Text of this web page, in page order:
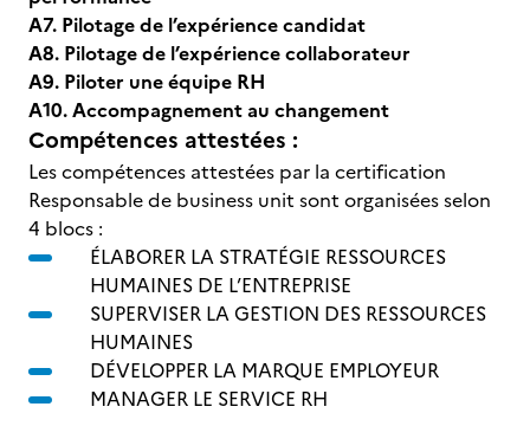
A7. Pilotage de l’expérience candidat
A8. Pilotage de l’expérience collaborateur
A9. Piloter une équipe RH
A10. Accompagnement au changement
Compétences attestées :
Les compétences attestées par la certification
Responsable de business unit sont organisées selon
4 blocs :
ÉLABORER LA STRATÉGIE RESSOURCES
HUMAINES DE L’ENTREPRISE
SUPERVISER LA GESTION DES RESSOURCES
HUMAINES
DÉVELOPPER LA MARQUE EMPLOYEUR
MANAGER LE SERVICE RH